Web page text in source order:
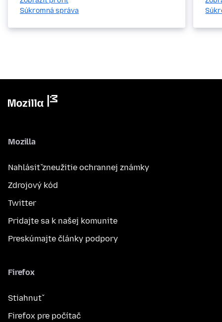
Súkromná správa
Mozilla
Nahlásiť zneužitie ochrannej známky
Zdrojový kód
Twitter
Pridajte sa k našej komunite
Preskúmajte články podpory
Firefox
Stiahnuť
Firefox pre počítač